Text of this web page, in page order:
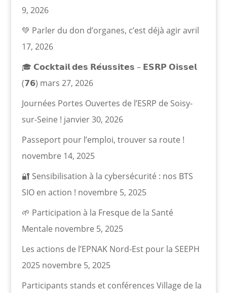
9, 2026
💚 Parler du don d’organes, c’est déjà agir avril
17, 2026
🎓 𝗖𝗼𝗰𝗸𝘁𝗮𝗶𝗹 𝗱𝗲𝘀 𝗥𝗲́𝘂𝘀𝘀𝗶𝘁𝗲𝘀 – 𝗘𝗦𝗥𝗣 𝗢𝗶𝘀𝘀𝗲𝗹
(𝟳𝟲) mars 27, 2026
Journées Portes Ouvertes de l’ESRP de Soisy-
sur-Seine ! janvier 30, 2026
Passeport pour l’emploi, trouver sa route !
novembre 14, 2025
🔐 Sensibilisation à la cybersécurité : nos BTS
SIO en action ! novembre 5, 2025
🌱 Participation à la Fresque de la Santé
Mentale novembre 5, 2025
Les actions de l’EPNAK Nord-Est pour la SEEPH
2025 novembre 5, 2025
Participants stands et conférences Village de la